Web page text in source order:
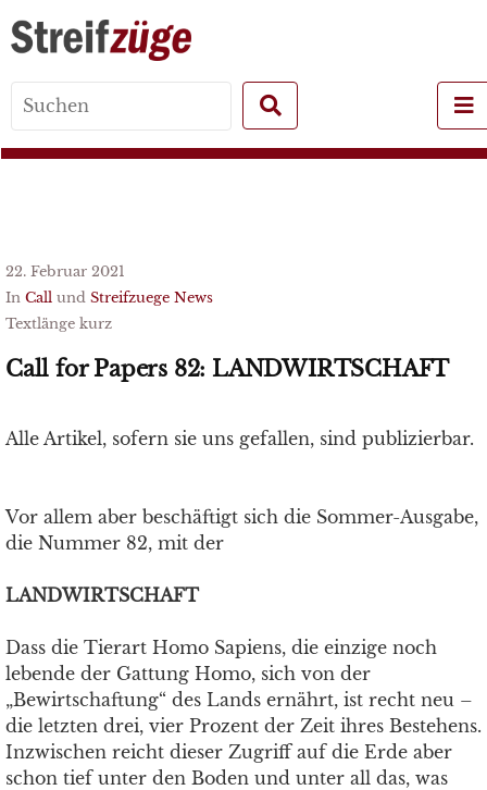
for:
22. Februar 2021
In Call und Streifzuege News
Textlänge kurz
Call for Papers 82: LANDWIRTSCHAFT
Alle Artikel, sofern sie uns gefallen, sind publizierbar.
Vor allem aber beschäftigt sich die Sommer-Ausgabe,
die Nummer 82, mit der
LANDWIRTSCHAFT
Dass die Tierart Homo Sapiens, die einzige noch
lebende der Gattung Homo, sich von der
„Bewirtschaftung“ des Lands ernährt, ist recht neu –
die letzten drei, vier Prozent der Zeit ihres Bestehens.
Inzwischen reicht dieser Zugriff auf die Erde aber
schon tief unter den Boden und unter all das, was